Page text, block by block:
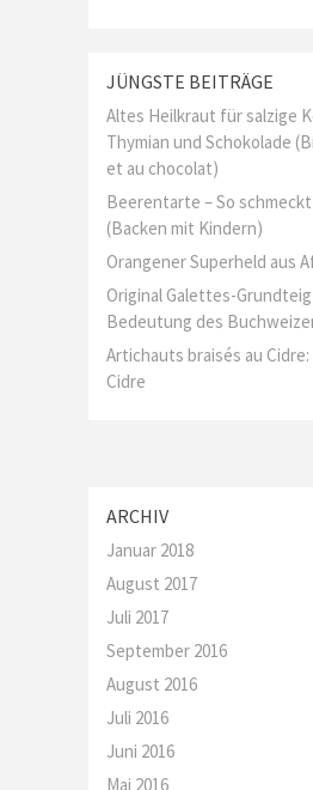
JÜNGSTE BEITRÄGE
Altes Heilkraut für salzige
Thymian und Schokolade
et au chocolat)
Beerentarte – So
(Backen mit Kindern)
Orangener Superheld aus
Original Galettes-
Bedeutung des
Artichauts braisés au
Cidre
ARCHIV
Januar 2018
August 2017
Juli 2017
September 2016
August 2016
Juli 2016
Juni 2016
Mai 2016